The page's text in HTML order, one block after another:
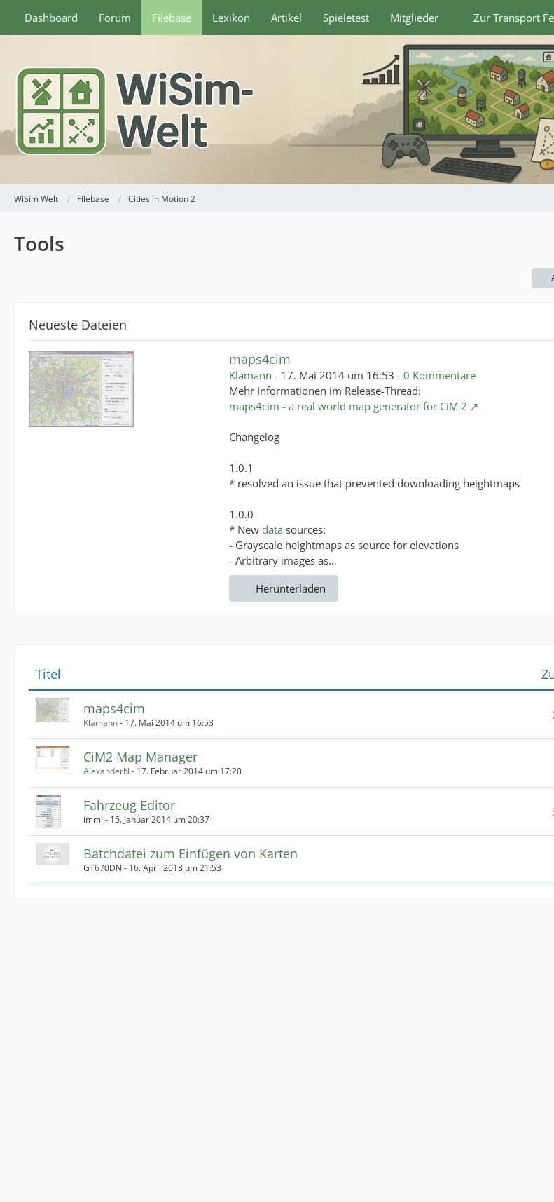
Dashboard Forum Filebase Lexikon Artikel Spieletest Mitglieder Zur Transport
WiSim Welt Filebase Cities in Motion 2
Tools
Neueste Dateien
maps4cim
Klamann - 17. Mai 2014 um 16:53 - 0 Kommentare
Mehr Informationen im Release-Thread:
maps4cim - a real world map generator for CiM 2
Changelog
1.0.1
* resolved an issue that prevented downloading heightmaps
1.0.0
* New data sources:
- Grayscale heightmaps as source for elevations
- Arbitrary images as…
Herunterladen
Titel
maps4cim
Klamann- 17. Mai 2014 um 16:53
CiM2 Map Manager
AlexanderN - 17. Februar 2014 um 17:20
Fahrzeug Editor
immi - 15. Januar 2014 um 20:37
Batchdatei zum Einfügen von Karten
GT670DN - 16. April 2013 um 21:53